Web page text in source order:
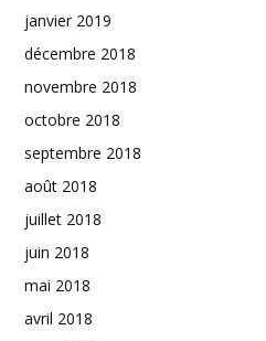
janvier 2019
décembre 2018
novembre 2018
octobre 2018
septembre 2018
août 2018
juillet 2018
juin 2018
mai 2018
avril 2018